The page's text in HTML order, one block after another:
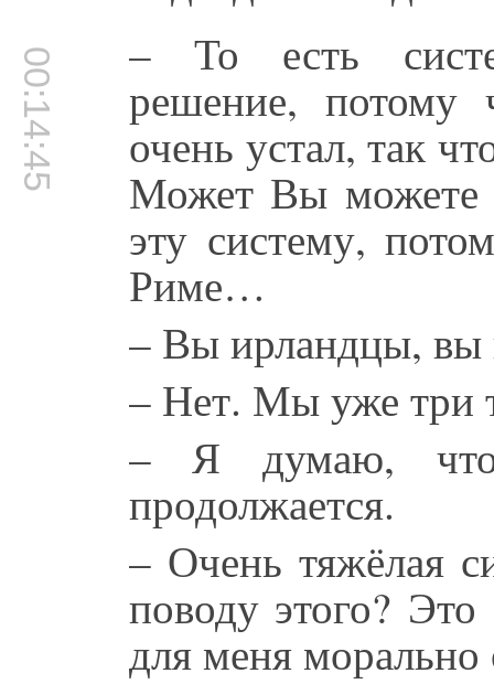
00:14:45 – То есть
решение,
очень устал, так
Может Вы можете
эту систему,
Риме…
– Вы ирландцы, вы
– Нет. Мы уже три
– Я думаю,
продолжается.
– Очень тяжёлая
поводу этого?
для меня морально